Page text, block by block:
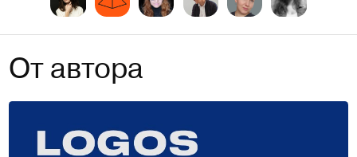
От автора